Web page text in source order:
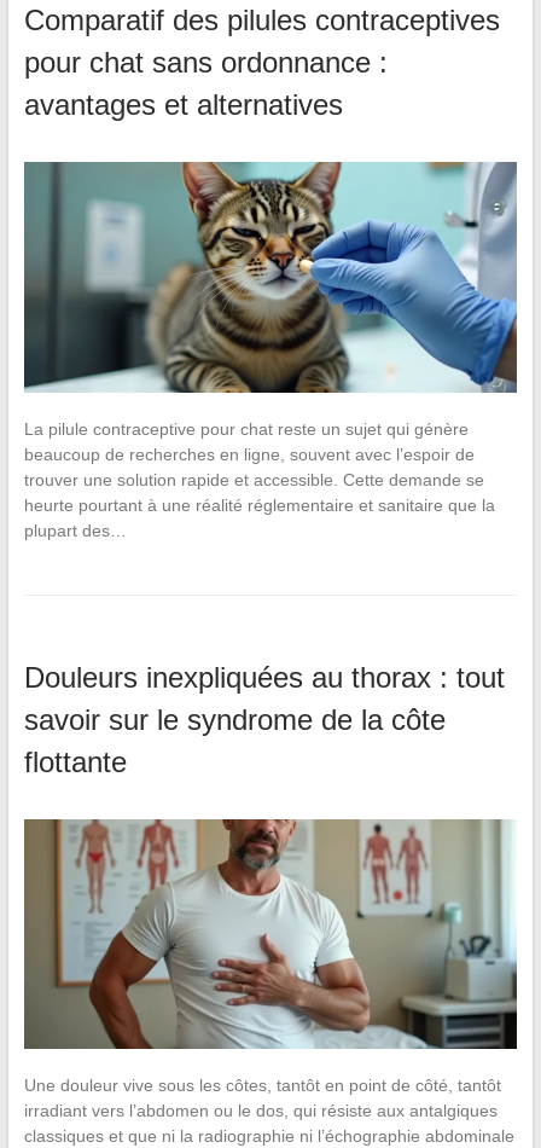
Comparatif des pilules contraceptives
pour chat sans ordonnance :
avantages et alternatives
La pilule contraceptive pour chat reste un sujet qui génère
beaucoup de recherches en ligne, souvent avec l’espoir de
trouver une solution rapide et accessible. Cette demande se
heurte pourtant à une réalité réglementaire et sanitaire que la
plupart des…
Douleurs inexpliquées au thorax : tout
savoir sur le syndrome de la côte
flottante
Une douleur vive sous les côtes, tantôt en point de côté, tantôt
irradiant vers l’abdomen ou le dos, qui résiste aux antalgiques
classiques et que ni la radiographie ni l’échographie abdominale